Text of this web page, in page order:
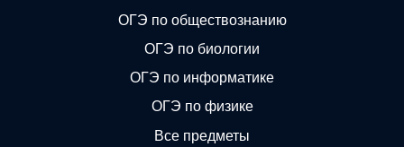
ОГЭ по обществознанию
ОГЭ по биологии
ОГЭ по информатике
ОГЭ по физике
Все предметы